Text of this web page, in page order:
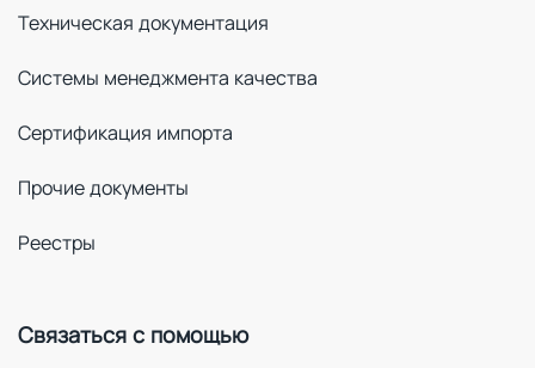
Техническая документация
Системы менеджмента качества
Сертификация импорта
Прочие документы
Реестры
Связаться с помощью